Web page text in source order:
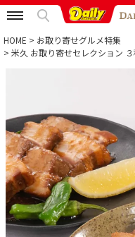
カテゴリから選ぶ
贈る相手から選ぶ
HOME
お取り寄せグルメ特集
米久 お取り寄せセレクション